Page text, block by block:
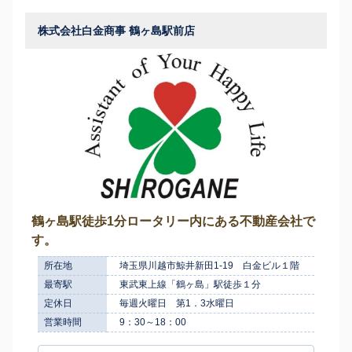
株式会社白金商事 鶴ヶ島駅前店
鶴ヶ島駅徒歩1分ロータリー内にある不動産会社で
す。
所在地
埼玉県川越市鯨井新田1-19 白金ビル１階
最寄駅
東武東上線「鶴ヶ島」駅徒歩１分
定休日
毎週火曜日 第1．3水曜日
営業時間
9：30～18：00